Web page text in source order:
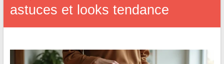
astuces et looks tendance